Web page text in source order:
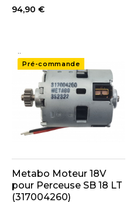
94,90 €
..
Pré-commande
Metabo Moteur 18V
pour Perceuse SB 18 LT
(317004260)